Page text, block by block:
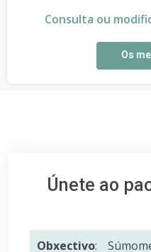
Consulta ou
Os
Únete ao
Obxectivo: